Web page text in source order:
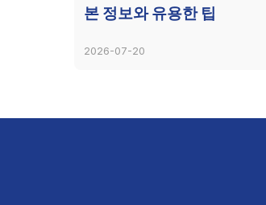
본 정보와 유용한 팁
2026-07-20